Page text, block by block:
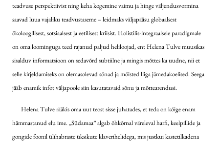
teadvuse perspektiivist ning keha kogemine vaimu ja hinge väljendusvormina
saavad luua vajaliku teadvustaseme – leidmaks väljapääsu globaalsest
ökoloogilisest, sotsiaalsest ja eetilisest kriisist. Holistilis-integraalsele paradigmale
on oma loominguga teed rajanud paljud heliloojad, ent Helena Tulve muusikas
sisalduv informatsioon on sedavõrd subtiilne ja mingis mõttes ka uudne, nii et
selle kirjeldamiseks on olemasolevad sõnad ja mõisted liiga jämedakoelised. Seega
jääb enamik infot väljapoole siin kasutatavaid sõnu ja mõttearendusi.
Helena Tulve rääkis oma uut teost sisse juhatades, et teda on kõige enam
hämmastanud elu ime. „Südamaa” algab õhkõrnal väreleval harfi, keelpillide ja
gongide foonil ülihabraste üksikute klaverihelidega, mis justkui kastetilkadena